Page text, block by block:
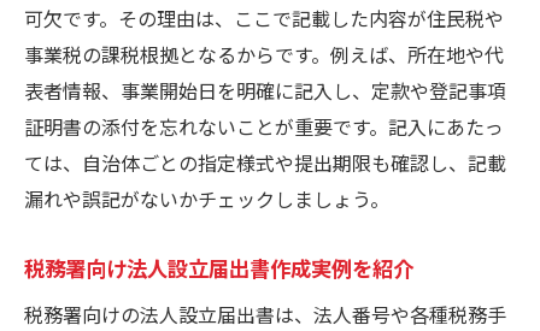
可欠です。その理由は、ここで記載した内容が住民税や
事業税の課税根拠となるからです。例えば、所在地や代
表者情報、事業開始日を明確に記入し、定款や登記事項
証明書の添付を忘れないことが重要です。記入にあたっ
ては、自治体ごとの指定様式や提出期限も確認し、記載
漏れや誤記がないかチェックしましょう。
税務署向け法人設立届出書作成実例を紹介
税務署向けの法人設立届出書は、法人番号や各種税務手